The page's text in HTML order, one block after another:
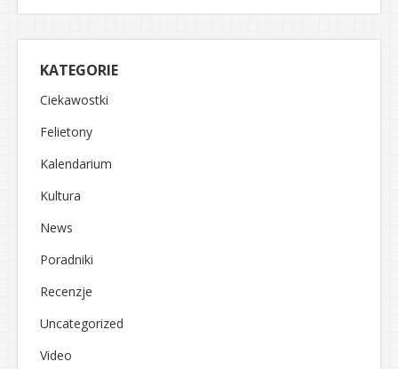
KATEGORIE
Ciekawostki
Felietony
Kalendarium
Kultura
News
Poradniki
Recenzje
Uncategorized
Video